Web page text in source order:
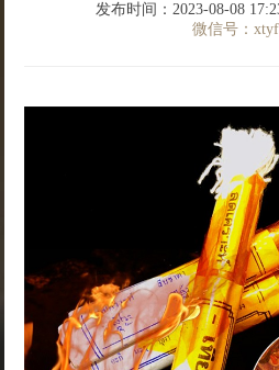
发布时间：2023-08-08
微信号：